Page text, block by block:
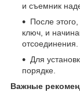
и съемник
После
ключ, и
отсоединения.
Для
порядке.
Важные